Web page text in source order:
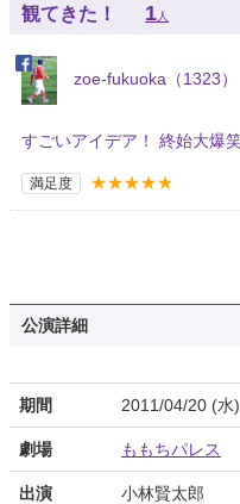
観てきた！ 1 人
zoe-fukuoka（1323）
すごいアイデア！ 終始大爆
満足度 ★★★★★
公演詳細
期間 2011/04/20 (水
劇場 ももちパレス
出演 小林賢太郎